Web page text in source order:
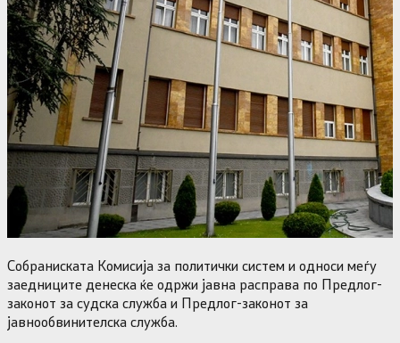
Собраниската Комисија за политички систем и односи меѓу
заедниците денеска ќе одржи јавна расправа по Предлог-
законот за судска служба и Предлог-законот за
јавнообвинителска служба.